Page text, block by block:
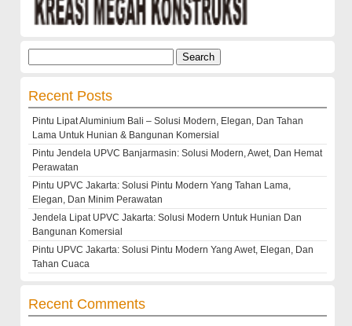
Recent Posts
Pintu Lipat Aluminium Bali – Solusi Modern, Elegan, Dan Tahan
Lama Untuk Hunian & Bangunan Komersial
Pintu Jendela UPVC Banjarmasin: Solusi Modern, Awet, Dan Hemat
Perawatan
Pintu UPVC Jakarta: Solusi Pintu Modern Yang Tahan Lama,
Elegan, Dan Minim Perawatan
Jendela Lipat UPVC Jakarta: Solusi Modern Untuk Hunian Dan
Bangunan Komersial
Pintu UPVC Jakarta: Solusi Pintu Modern Yang Awet, Elegan, Dan
Tahan Cuaca
Recent Comments